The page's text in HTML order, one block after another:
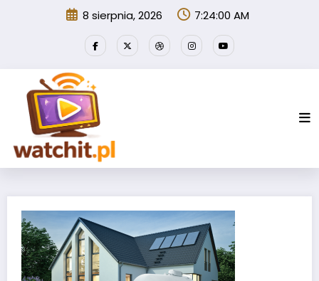
8 sierpnia, 2026 7:24:01 AM